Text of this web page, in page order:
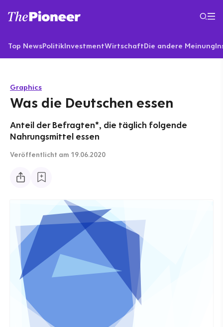
Top NewsPolitikInvestmentWirtschaftDie andere Meinung
Graphics
Was die Deutschen essen
Anteil der Befragten*, die täglich folgende
Nahrungsmittel essen
Veröffentlicht am 19.06.2020